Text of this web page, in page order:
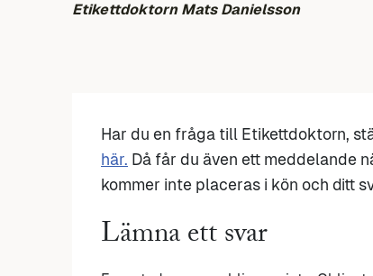
Etikettdoktorn Mats Danielsson
Har du en fråga till Etikettdoktorn,
här. Då får du även ett meddelande
kommer inte placeras i kön och ditt
Lämna ett svar